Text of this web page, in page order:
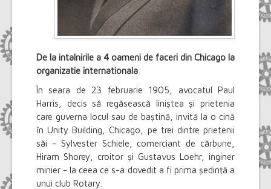
De la intalnirile a 4 oameni de faceri din Chicago la
organizatie internationala
În seara de 23 februarie 1905, avocatul Paul
Harris, decis să regăsească liniştea şi prietenia
care guverna locul sau de baştină, invită la o cină
în Unity Building, Chicago, pe trei dintre prietenii
săi - Sylvester Schiele, comerciant de cărbune,
Hiram Shorey, croitor şi Gustavus Loehr, inginer
minier - la ceea ce s-a dovedit a fi prima şedinţă a
unui club Rotary.